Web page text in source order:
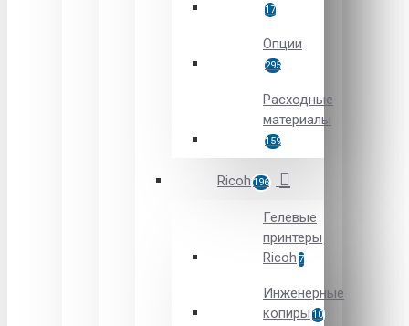
17
Опции
295
Расходные
материалы
159
Ricoh 196
Гелевые
принтеры
Ricoh 7
Инженерные
копиры 10